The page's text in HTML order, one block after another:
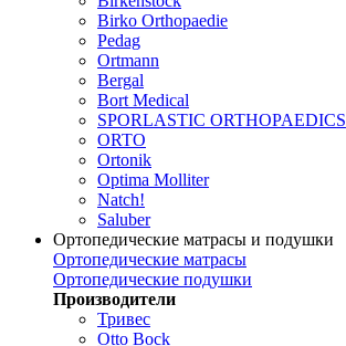
Birko Orthopaedie
Pedag
Ortmann
Bergal
Bort Medical
SPORLASTIC ORTHOPAEDICS
ORTO
Ortonik
Optima Molliter
Natch!
Saluber
Ортопедические матрасы и подушки
Ортопедические матрасы
Ортопедические подушки
Производители
Тривес
Otto Bock